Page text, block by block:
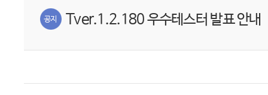
Tver.1.2.180 우수테스터 발표 안내